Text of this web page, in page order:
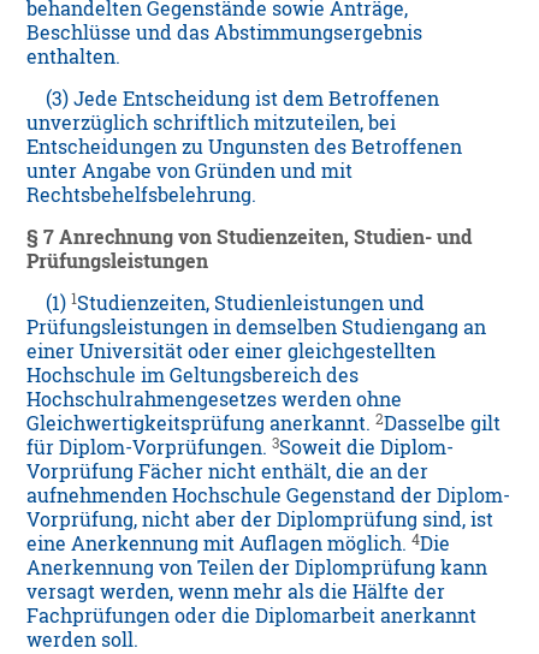
behandelten Gegenstände sowie Anträge,
Beschlüsse und das Abstimmungsergebnis
enthalten.
(3) Jede Entscheidung ist dem Betroffenen
unverzüglich schriftlich mitzuteilen, bei
Entscheidungen zu Ungunsten des Betroffenen
unter Angabe von Gründen und mit
Rechtsbehelfsbelehrung.
§ 7 Anrechnung von Studienzeiten, Studien- und
Prüfungsleistungen
(1)1Studienzeiten, Studienleistungen und
Prüfungsleistungen in demselben Studiengang an
einer Universität oder einer gleichgestellten
Hochschule im Geltungsbereich des
Hochschulrahmengesetzes werden ohne
Gleichwertigkeitsprüfung anerkannt.2Dasselbe gilt
für Diplom-Vorprüfungen.3Soweit die Diplom-
Vorprüfung Fächer nicht enthält, die an der
aufnehmenden Hochschule Gegenstand der Diplom-
Vorprüfung, nicht aber der Diplomprüfung sind, ist
eine Anerkennung mit Auflagen möglich.4Die
Anerkennung von Teilen der Diplomprüfung kann
versagt werden, wenn mehr als die Hälfte der
Fachprüfungen oder die Diplomarbeit anerkannt
werden soll.